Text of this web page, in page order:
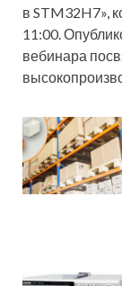
в STM32H7»,
11:00.
вебинара